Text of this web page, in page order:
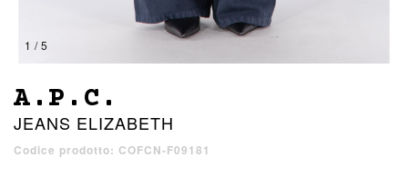
1 / 5
A.P.C.
JEANS ELIZABETH
Codice prodotto: COFCN-F09181